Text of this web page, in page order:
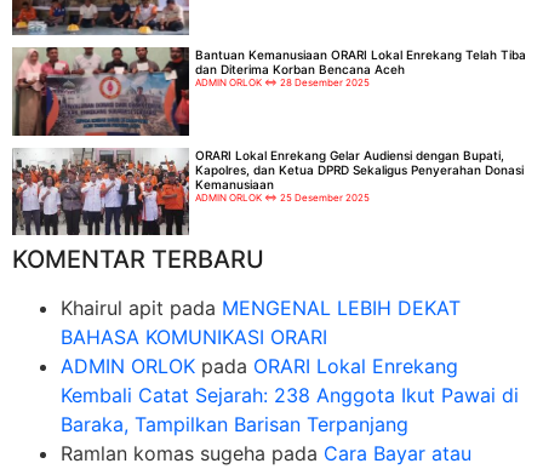
Bantuan Kemanusiaan ORARI Lokal Enrekang Telah Tiba
dan Diterima Korban Bencana Aceh
ADMIN ORLOK 28 Desember 2025
ORARI Lokal Enrekang Gelar Audiensi dengan Bupati,
Kapolres, dan Ketua DPRD Sekaligus Penyerahan Donasi
Kemanusiaan
ADMIN ORLOK 25 Desember 2025
KOMENTAR TERBARU
Khairul apit pada MENGENAL LEBIH DEKAT
BAHASA KOMUNIKASI ORARI
ADMIN ORLOK pada ORARI Lokal Enrekang
Kembali Catat Sejarah: 238 Anggota Ikut Pawai di
Baraka, Tampilkan Barisan Terpanjang
Ramlan komas sugeha pada Cara Bayar atau